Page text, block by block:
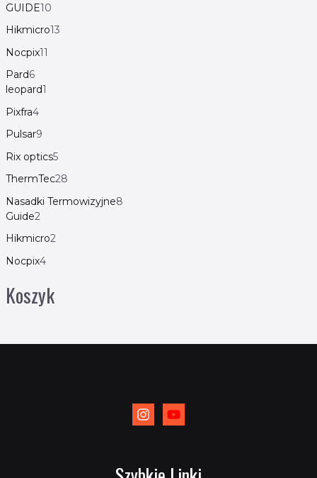
GUIDE10
Hikmicro13
Nocpix11
Pard6
leopard1
Pixfra4
Pulsar9
Rix optics5
ThermTec28
Nasadki Termowizyjne8
Guide2
Hikmicro2
Nocpix4
Koszyk